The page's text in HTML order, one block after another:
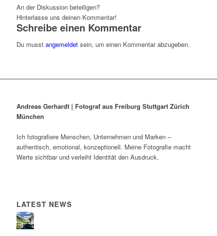
An der Diskussion beteiligen?
Hinterlasse uns deinen Kommentar!
Schreibe einen Kommentar
Du musst angemeldetsein, um einen Kommentar abzugeben.
Andreas Gerhardt | Fotograf aus Freiburg Stuttgart Zürich
München
Ich fotografiere Menschen, Unternehmen und Marken –
authentisch, emotional, konzeptionell. Meine Fotografie macht
Werte sichtbar und verleiht Identität den Ausdruck.
LATEST NEWS